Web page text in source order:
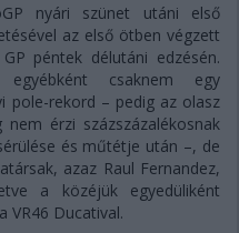
nyári szünet utáni első
az első ötben végzett
péntek délutáni edzésén.
egyébként csaknem egy
pole-rekord – pedig az olasz
érzi százszázalékosnak
és műtétje után –, de
azaz Raul Fernandez,
a közéjük egyedüliként
VR46 Ducatival.